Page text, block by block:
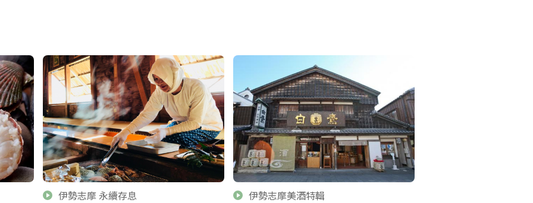
伊勢志摩 永續存息 伊勢志摩美酒特輯